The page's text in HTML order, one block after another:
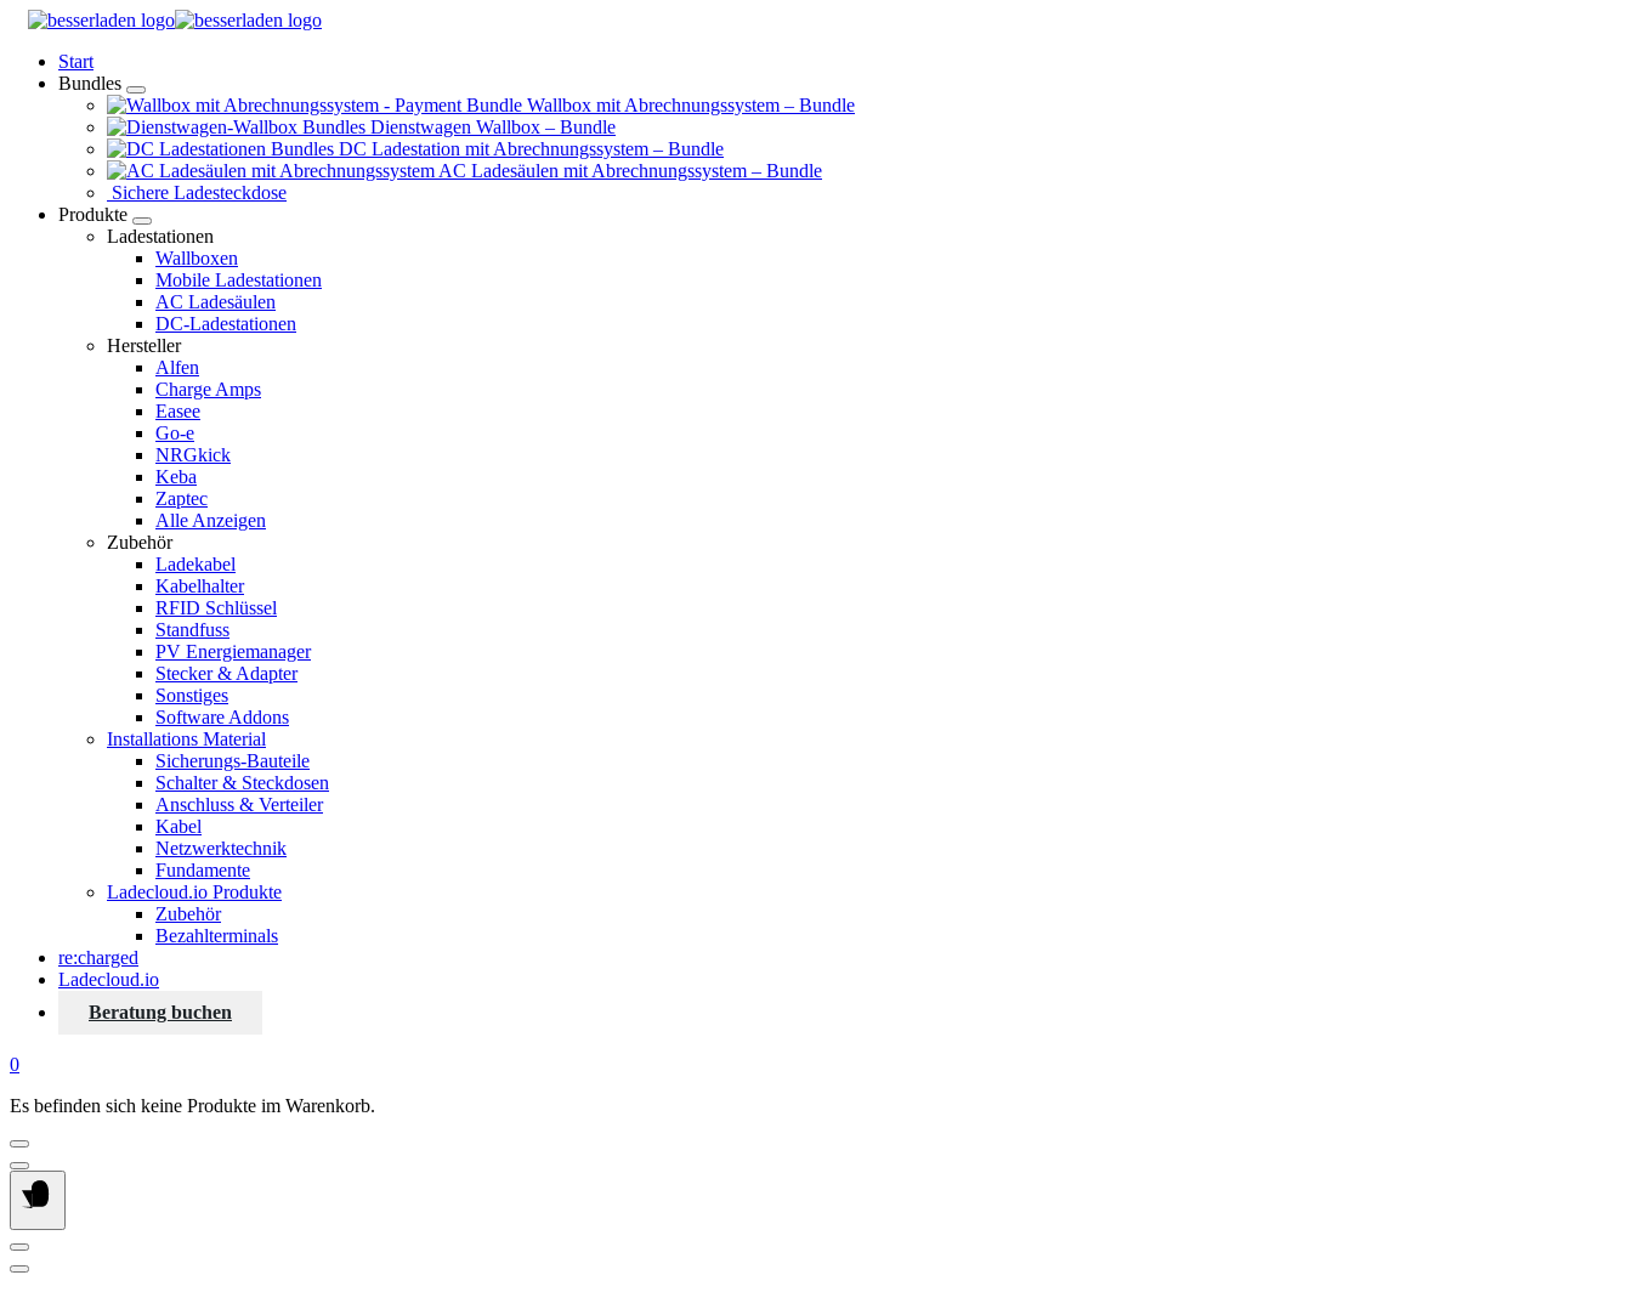
Springe
Inhalt
Start
Bundles
Wallbox mit Abrechnungssystem – Bundle
Dienstwagen Wallbox – Bundle
DC Ladestation mit Abrechnungssystem – Bundle
AC Ladesäulen mit Abrechnungssystem – Bundle
Sichere Ladesteckdose
Produkte
Ladestationen
Wallboxen
Mobile Ladestationen
AC Ladesäulen
DC-Ladestationen
Hersteller
Alfen
Charge Amps
Easee
Go-e
NRGkick
Keba
Zaptec
Alle Anzeigen
Zubehör
Ladekabel
Kabelhalter
RFID Schlüssel
Standfuss
PV Energiemanager
Stecker & Adapter
Sonstiges
Software Addons
Installations Material
Sicherungs-Bauteile
Schalter & Steckdosen
Anschluss & Verteiler
Kabel
Netzwerktechnik
Fundamente
Ladecloud.io Produkte
Zubehör
Bezahlterminals
re:charged
Ladecloud.io
Beratung buchen
0
Es befinden sich keine Produkte im Warenkorb.